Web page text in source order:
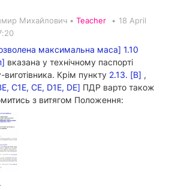
Михайлович • Teacher • 18 April
максимальна маса] 1.10
вказана у технічному паспорті
виготівника. Крім пункту 2.13. [В] ,
С1Е, СЕ, D1E, DE] ПДР варто також
з витягом Положення: